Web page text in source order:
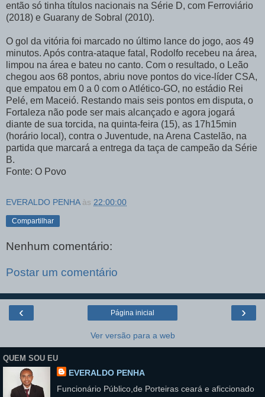
então só tinha títulos nacionais na Série D, com Ferroviário
(2018) e Guarany de Sobral (2010).
O gol da vitória foi marcado no último lance do jogo, aos 49
minutos. Após contra-ataque fatal, Rodolfo recebeu na área,
limpou na área e bateu no canto. Com o resultado, o Leão
chegou aos 68 pontos, abriu nove pontos do vice-líder CSA,
que empatou em 0 a 0 com o Atlético-GO, no estádio Rei
Pelé, em Maceió. Restando mais seis pontos em disputa, o
Fortaleza não pode ser mais alcançado e agora jogará
diante de sua torcida, na quinta-feira (15), as 17h15min
(horário local), contra o Juventude, na Arena Castelão, na
partida que marcará a entrega da taça de campeão da Série
B.
Fonte: O Povo
EVERALDO PENHA às 22:00:00
Compartilhar
Nenhum comentário:
Postar um comentário
‹ ›
Página inicial
Ver versão para a web
QUEM SOU EU
EVERALDO PENHA
Funcionário Público,de Porteiras ceará e aficcionado